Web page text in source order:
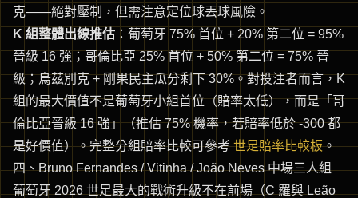
克——絕對壓制，但需注意定位球丟球風險。
K 組整體出線推估 ：葡萄牙 75% 首位 + 20% 第二位 = 95%
晉級 16 強；哥倫比亞 25% 首位 + 50% 第二位 = 75% 晉
級；烏茲別克 + 剛果民主瓜分剩下 30%。對投注者而言，K
組的最大價值不是葡萄牙小組首位（賠率太低），而是「哥
倫比亞晉級 16 強」（推估 75% 機率，若賠率低於 -300 都
是好價值）。完整分組賠率比較可參考世足賠率比較板。
四、Bruno Fernandes / Vitinha / João Neves 中場三人組
葡萄牙 2026 世足最大的戰術升級不在前場（C 羅與 Leão